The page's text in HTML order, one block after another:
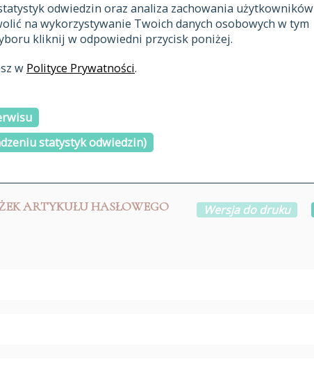
odwiedzin oraz analiza zachowania użytkowników
na wykorzystywanie Twoich danych osobowych w tym
kliknij w odpowiedni przycisk poniżej.
w Polityce Prywatności.
statystyk odwiedzin)
najnowsze hasła
ostatnio zmodyfikowane
Ł M
ARTYKUŁU HASŁOWEGO Wersja do druku